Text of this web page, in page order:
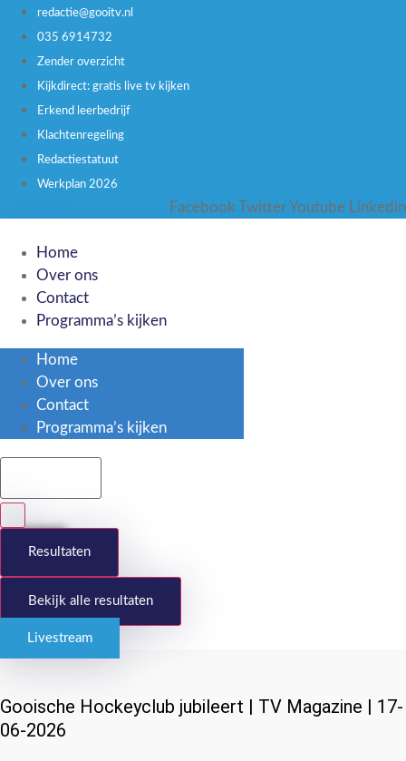
redactie@gooitv.nl
035 6914732
Zender overzicht
Kijkdirect: gratis live tv kijken
Erkend leerbedrijf
Klachtenregeling
Redactiestatuut
Werkplan 2026
Facebook Twitter Youtube Linkedin
Home
Over ons
Contact
Programma’s kijken
Home
Over ons
Contact
Programma’s kijken
Search
Resultaten
Bekijk alle resultaten
Livestream
Gooische Hockeyclub jubileert | TV Magazine | 17-
06-2026